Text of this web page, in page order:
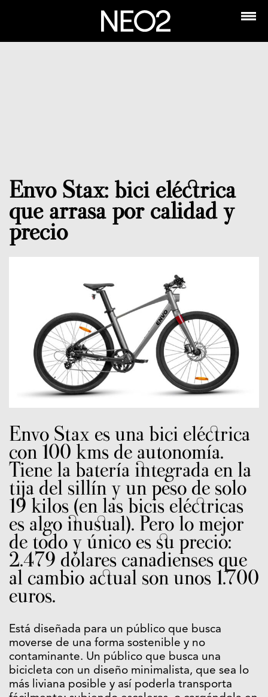
Envo Stax: bici eléctrica
que arrasa por calidad y
precio
Envo Stax es una bici eléctrica
con 100 kms de autonomía.
Tiene la batería integrada en la
tija del sillín y un peso de solo
19 kilos (en las bicis eléctricas
es algo inusual). Pero lo mejor
de todo y único es su precio:
2.479 dólares canadienses que
al cambio actual son unos 1.700
euros.
Está diseñada para un público que busca
moverse de una forma sostenible y no
contaminante. Un público que busca una
bicicleta con un diseño minimalista, que sea lo
más liviana posible y así poderla transporta